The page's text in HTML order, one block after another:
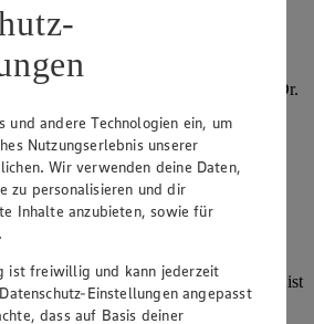
gem. § 27a UStG: DE
Südbayern Handelsstiftung
(Vorstandsmitglied, Sprecher), Dr.
Leo Schwaiberger
urheberrechtlich geschützt. Der
jedoch das Recht, den auf dieser
ganz oder ausschnittsweise zu
Aus Gründen des Urheberrechts ist
und Vervielfältigung von Bildmaterial
und andere Technologien ein, um
Nutzungserlebnis unserer
Wir verwenden deine Daten,
zu personalisieren und dir
Inhalte anzubieten, sowie für
ist freiwillig und kann jederzeit
Einstellungen angepasst
dass auf Basis deiner